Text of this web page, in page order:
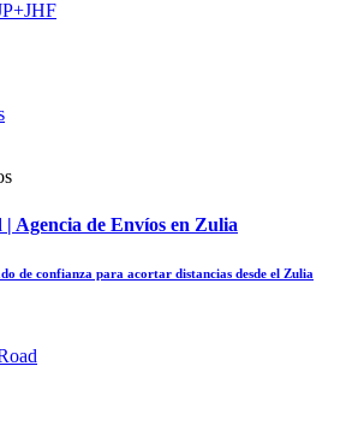
Agencia de Envíos en Zulia
de confianza para acortar distancias desde el Zulia